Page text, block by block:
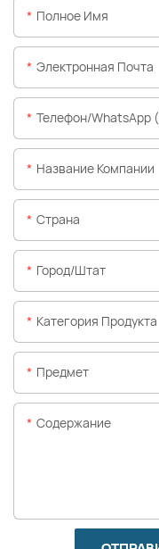
Полное Имя
Электронная Почта
Телефон/WhatsApp
Название Компании
Страна
Город/штат
Категория Продукта
Предмет
Содержание